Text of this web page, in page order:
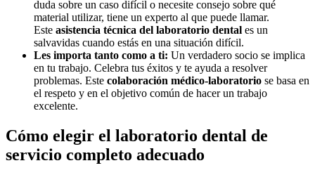
duda sobre un caso difícil o necesite consejo sobre qué
material utilizar, tiene un experto al que puede llamar.
Este asistencia técnica del laboratorio dental es un
salvavidas cuando estás en una situación difícil.
Les importa tanto como a ti: Un verdadero socio se implica
en tu trabajo. Celebra tus éxitos y te ayuda a resolver
problemas. Este colaboración médico-laboratorio se basa en
el respeto y en el objetivo común de hacer un trabajo
excelente.
Cómo elegir el laboratorio dental de
servicio completo adecuado